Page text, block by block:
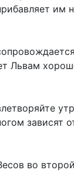
им
Львам
зависят
во